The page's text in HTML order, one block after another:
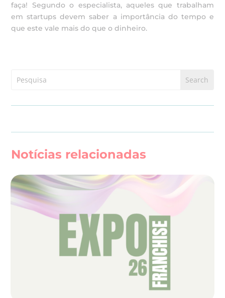
faça! Segundo o especialista, aqueles que trabalham
em startups devem saber a importância do tempo e
que este vale mais do que o dinheiro.
Notícias relacionadas